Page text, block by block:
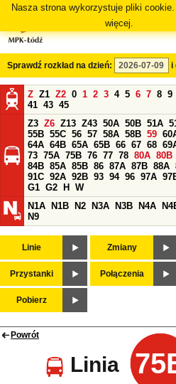
Nasza strona wykorzystuje pliki
więcej.
Sprawdź rozkład na dzień: i
Z Z1 Z2 0 1 2 3 4 5 6 7 8 9
41 43 45
Z3 Z6 Z13 Z43 50A 50B 51A
55B 55C 56 57 58A 58B 59
64A 64B 65A 65B 66 67 68
73 75A 75B 76 77 78 80A 80B
84B 85A 85B 86 87A 87B 88A
91C 92A 92B 93 94 96 97A
G1 G2 H
W
N1A
N1B N2 N3A N3B N4A
N9
Linie Zmiany
Przystanki Połączenia
Pobierz
Powrót
Linia